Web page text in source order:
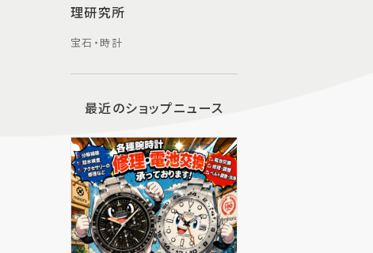
理研究所
宝石・時計
最近のショップニュース